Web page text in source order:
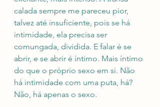
calada sempre me pareceu pior,
talvez até insuficiente, pois se há
intimidade, ela precisa ser
comungada, dividida. E falar é se
abrir, e se abrir é íntimo. Mais íntimo
do que o próprio sexo em si. Não
há intimidade com uma puta, há?
Não, há apenas o sexo.